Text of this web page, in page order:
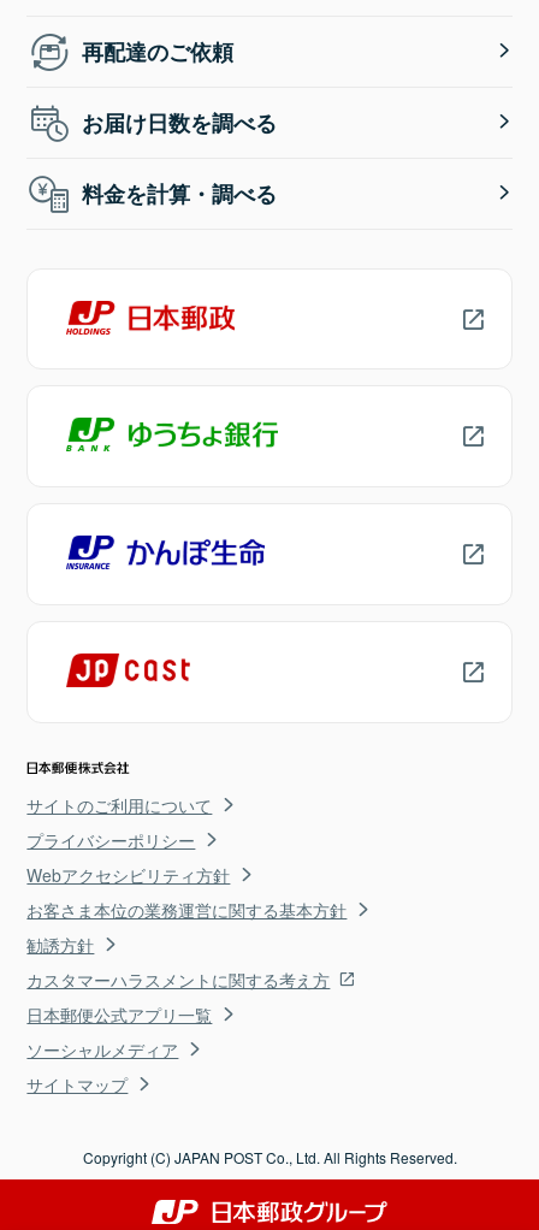
再配達のご依頼
お届け日数を調べる
料金を計算・調べる
サイトのご利用について
プライバシーポリシー
Webアクセシビリティ方針
お客さま本位の業務運営に関する基本方針
勧誘方針
カスタマーハラスメントに関する考え方
日本郵便公式アプリ一覧
ソーシャルメディア
サイトマップ
Copyright (C) JAPAN POST Co., Ltd. All Rights Reserved.